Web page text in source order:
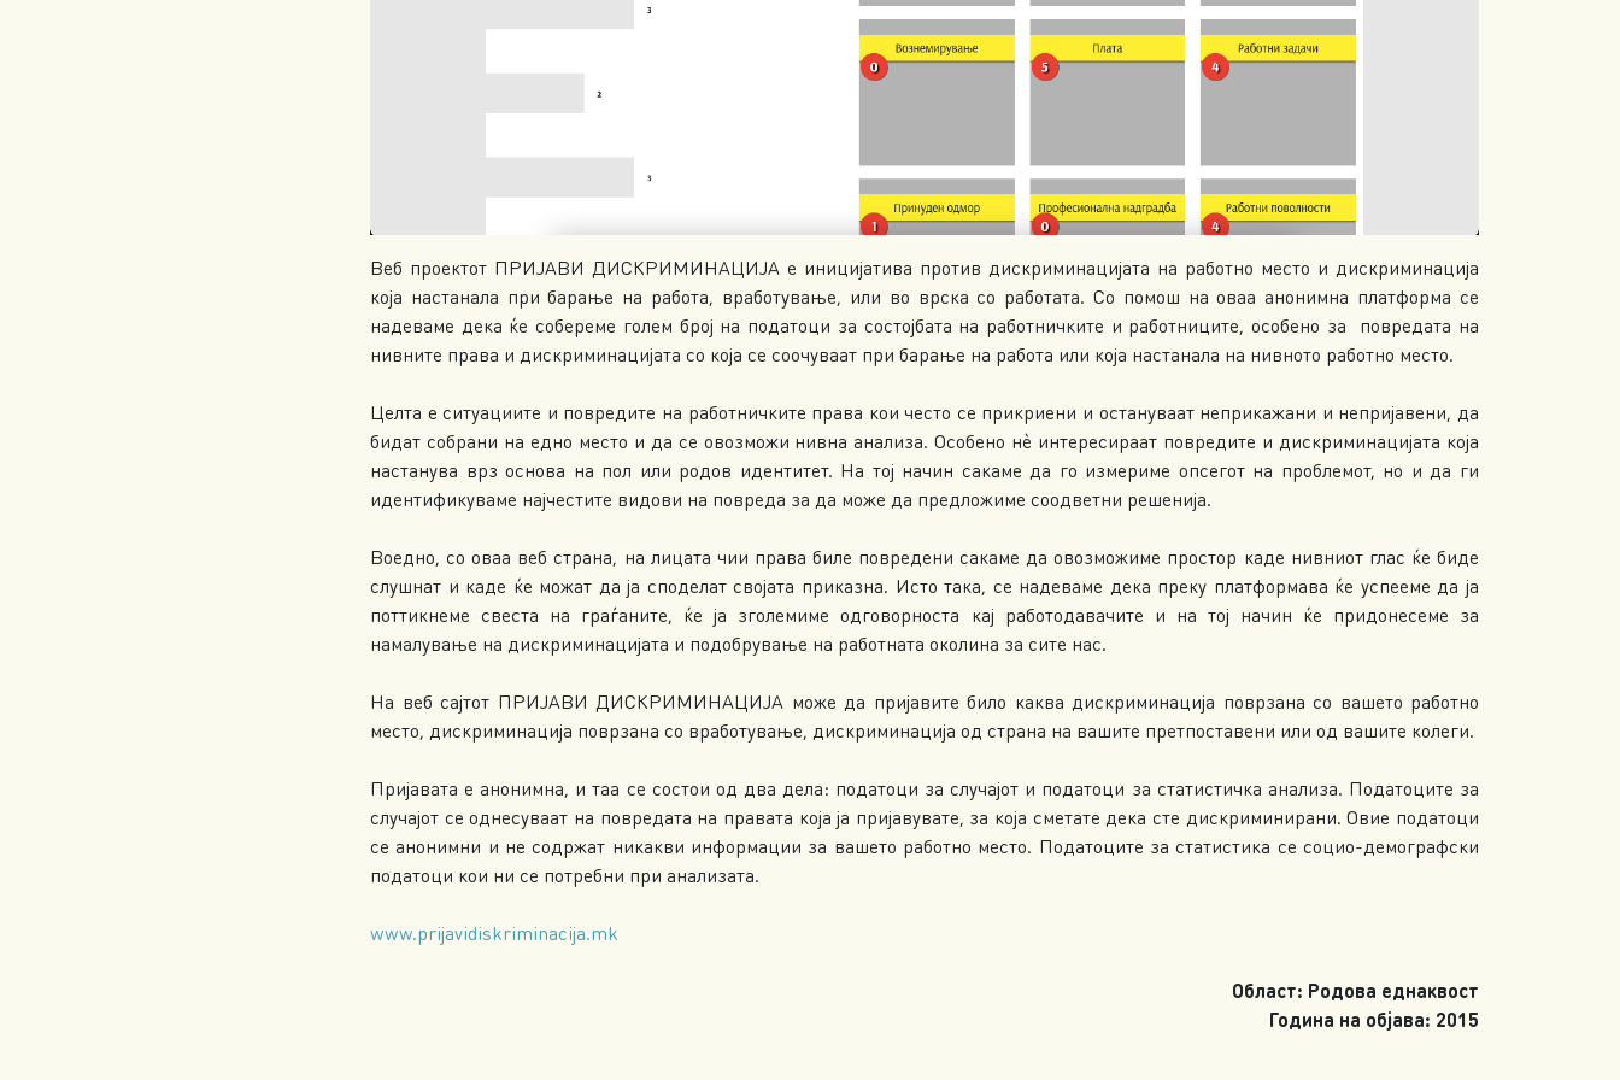
Веб проектот ПРИЈАВИ ДИСКРИМИНАЦИЈА е иницијатива против дискриминацијата на работно место и дискриминација
која настанала при барање на работа, вработување, или во врска со работата. Со помош на оваа анонимна платформа се
надеваме дека ќе собереме голем број на податоци за состојбата на работничките и работниците, особено за повредата на
нивните права и дискриминацијата со која се соочуваат при барање на работа или која настанала на нивното работно место.
Целта е ситуациите и повредите на работничките права кои често се прикриени и остануваат неприкажани и непријавени, да
бидат собрани на едно место и да се овозможи нивна анализа. Особено нè интересираат повредите и дискриминацијата која
настанува врз основа на пол или родов идентитет. На тој начин сакаме да го измериме опсегот на проблемот, но и да ги
идентификуваме најчестите видови на повреда за да може да предложиме соодветни решенија.
Воедно, со оваа веб страна, на лицата чии права биле повредени сакаме да овозможиме простор каде нивниот глас ќе биде
слушнат и каде ќе можат да ја споделат својата приказна. Исто така, се надеваме дека преку платформава ќе успееме да ја
поттикнеме свеста на граѓаните, ќе ја зголемиме одговорноста кај работодавачите и на тој начин ќе придонесеме за
намалување на дискриминацијата и подобрување на работната околина за сите нас.
На веб сајтот ПРИЈАВИ ДИСКРИМИНАЦИЈА може да пријавите било каква дискриминација поврзана со вашето работно
место, дискриминација поврзана со вработување, дискриминација од страна на вашите претпоставени или од вашите колеги.
Пријавата е анонимна, и таа се состои од два дела: податоци за случајот и податоци за статистичка анализа. Податоците за
случајот се однесуваат на повредата на правата која ја пријавувате, за која сметате дека сте дискриминирани. Овие податоци
се анонимни и не содржат никакви информации за вашето работно место. Податоците за статистика се социо-демографски
податоци кои ни се потребни при анализата.
www.prijavidiskriminacija.mk
Област: Родова еднаквост
Година на објава: 2015